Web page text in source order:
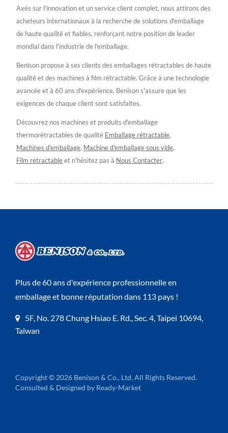
Axés sur l'innovation et un service client complet, nous attirons des
acheteurs internationaux à la recherche de solutions d'emballage
de haute qualité et fiables, renforçant notre position de leader
mondial dans l'industrie de l'emballage.
Benison propose à ses clients des emballages rétractables de haute
qualité et des machines à film rétractable. Grâce à une technologie
avancée et à 60 ans d'expérience, Benison s'assure que les
exigences de chaque client sont satisfaites.
Découvrez nos machines et produits d'emballage
thermorétractables de qualité Emballage rétractable,
Machines d'emballage, Machine d'emballage sous vide,
Film rétractableet n'hésitez pas à Nous Contacter.
Plus de 60 ans d'expérience professionnelle en
emballage et bonne réputation dans 113 pays !
5F, No. 278 Chung Hsiao E. Rd., Sec. 4, Taipei 10694,
Taiwan
Copyright © 2026 Benison & Co., Ltd.All Rights Reserved.
Consulted & Designed by Ready-Market